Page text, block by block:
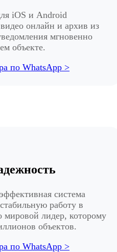
iOS и Android
онлайн и архив из
мгновенно
объекте.
по WhatsApp >
система
работу в
лидер, которому
объектов.
по WhatsApp >